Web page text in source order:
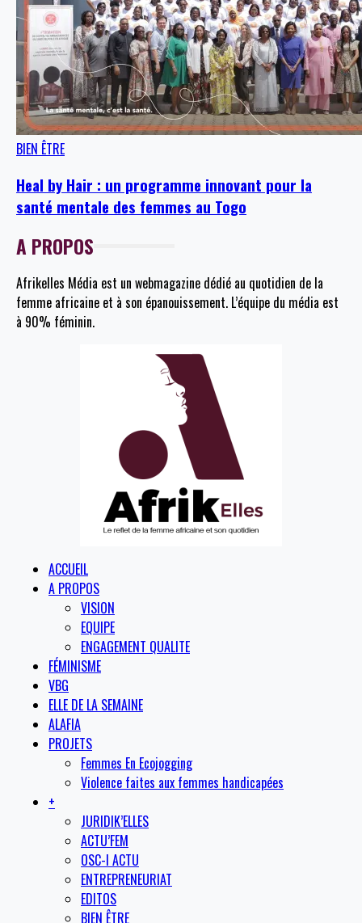
BIEN ÊTRE
Heal by Hair : un programme innovant pour la
santé mentale des femmes au Togo
A PROPOS
Afrikelles Média est un webmagazine dédié au quotidien de la
femme africaine et à son épanouissement. L’équipe du média est
à 90% féminin.
ACCUEIL
A PROPOS
VISION
EQUIPE
ENGAGEMENT QUALITE
FÉMINISME
VBG
ELLE DE LA SEMAINE
ALAFIA
PROJETS
Femmes En Ecojogging
Violence faites aux femmes handicapées
+
JURIDIK’ELLES
ACTU’FEM
OSC-I ACTU
ENTREPRENEURIAT
EDITOS
BIEN ÊTRE